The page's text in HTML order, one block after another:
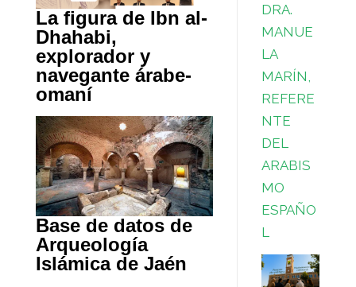
La figura de Ibn al-
Dhahabi,
explorador y
navegante árabe-
omaní
Base de datos de
Arqueología
Islámica de Jaén
DRA.
MANUE
LA
MARÍN,
REFERE
NTE
DEL
ARABIS
MO
ESPAÑO
L